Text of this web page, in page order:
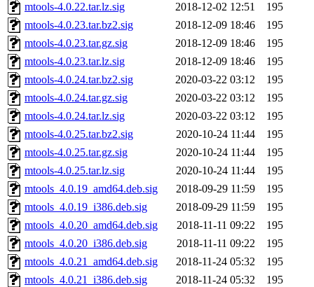
mtools-4.0.22.tar.lz.sig
2018-12-02 12:51
195
mtools-4.0.23.tar.bz2.sig
2018-12-09 18:46
195
mtools-4.0.23.tar.gz.sig
2018-12-09 18:46
195
mtools-4.0.23.tar.lz.sig
2018-12-09 18:46
195
mtools-4.0.24.tar.bz2.sig
2020-03-22 03:12
195
mtools-4.0.24.tar.gz.sig
2020-03-22 03:12
195
mtools-4.0.24.tar.lz.sig
2020-03-22 03:12
195
mtools-4.0.25.tar.bz2.sig
2020-10-24 11:44
195
mtools-4.0.25.tar.gz.sig
2020-10-24 11:44
195
mtools-4.0.25.tar.lz.sig
2020-10-24 11:44
195
mtools_4.0.19_amd64.deb.sig
2018-09-29 11:59
195
mtools_4.0.19_i386.deb.sig
2018-09-29 11:59
195
mtools_4.0.20_amd64.deb.sig
2018-11-11 09:22
195
mtools_4.0.20_i386.deb.sig
2018-11-11 09:22
195
mtools_4.0.21_amd64.deb.sig
2018-11-24 05:32
195
mtools_4.0.21_i386.deb.sig
2018-11-24 05:32
195